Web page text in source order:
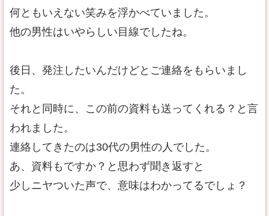
何ともいえない笑みを浮かべていました。
他の男性はいやらしい目線でしたね。
後日、発注したいんだけどとご連絡をもらいまし
た。
それと同時に、この前の資料も送ってくれる？と言
われました。
連絡してきたのは30代の男性の人でした。
あ、資料もですか？と思わず聞き返すと
少しニヤついた声で、意味はわかってるでしょ？